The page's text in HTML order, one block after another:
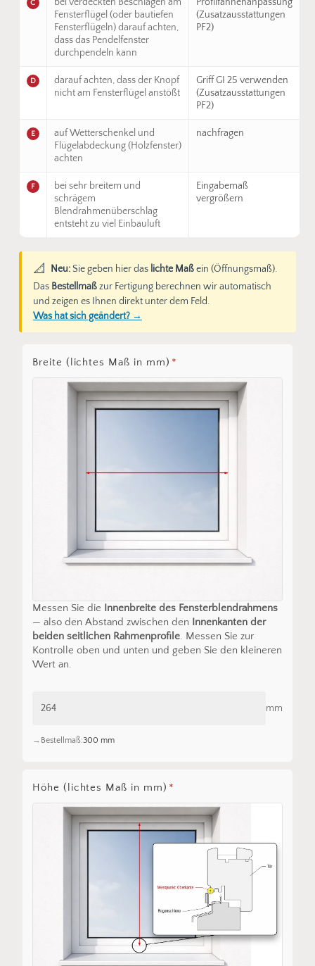
C
bei verdeckten Beschlägen am
Fensterflügel (oder bautiefen
Fensterflügeln) darauf achten,
dass das Pendelfenster
durchpendeln kann
Profilfahnenanpassung
(Zusatzausstattungen
PF2)
D
darauf achten, dass der Knopf
nicht am Fensterflügel anstößt
Griff GI 25 verwenden
(Zusatzausstattungen
PF2)
E
auf Wetterschenkel und
Flügelabdeckung (Holzfenster)
achten
nachfragen
F
bei sehr breitem und
schrägem
Blendrahmenüberschlag
entsteht zu viel Einbauluft
Eingabemaß
vergrößern
📐 Neu:Sie geben hier das lichte Maßein (Öffnungsmaß).
Das Bestellmaßzur Fertigung berechnen wir automatisch
und zeigen es Ihnen direkt unter dem Feld.
Was hat sich geändert? →
Breite (lichtes Maß in mm) *
Messen Sie die Innenbreite des Fensterblendrahmens
— also den Abstand zwischen den Innenkanten der
beiden seitlichen Rahmenprofile. Messen Sie zur
Kontrolle oben und unten und geben Sie den kleineren
Wert an.
mm
Bestellmaß:300 mm
Höhe (lichtes Maß in mm) *